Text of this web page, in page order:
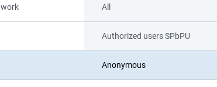
All
Authorized users SPbPU
Anonymous